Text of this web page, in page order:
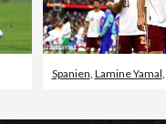
Spanien, Lamine Yamal,